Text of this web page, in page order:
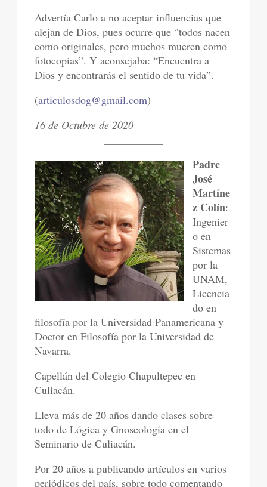
Advertía Carlo a no aceptar influencias que
alejan de Dios, pues ocurre que “todos nacen
como originales, pero muchos mueren como
fotocopias”. Y aconsejaba: “Encuentra a
Dios y encontrarás el sentido de tu vida”.
(articulosdog@gmail.com)
16 de Octubre de 2020
Padre
José
Martíne
z Colín:
Ingenier
o en
Sistemas
por la
UNAM,
Licencia
do en
filosofía por la Universidad Panamericana y
Doctor en Filosofía por la Universidad de
Navarra.
Capellán del Colegio Chapultepec en
Culiacán.
Lleva más de 20 años dando clases sobre
todo de Lógica y Gnoseología en el
Seminario de Culiacán.
Por 20 años a publicando artículos en varios
periódicos del país, sobre todo comentando